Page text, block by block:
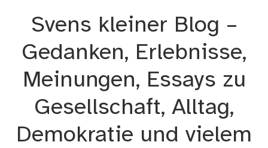
Svens kleiner Blog –
Gedanken, Erlebnisse,
Meinungen, Essays zu
Gesellschaft, Alltag,
Demokratie und vielem